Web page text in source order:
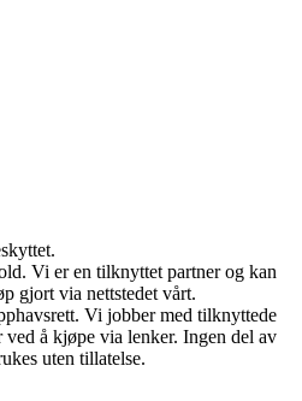
Vi er en tilknyttet partner og kan
gjort via nettstedet vårt.
Vi jobber med tilknyttede
ved å kjøpe via lenker. Ingen del av
uten tillatelse.